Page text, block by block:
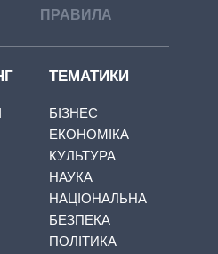
ПРАВИЛА
ТЕМАТИКИ
БІЗНЕС
ЕКОНОМІКА
КУЛЬТУРА
НАУКА
НАЦІОНАЛЬНА
БЕЗПЕКА
ПОЛІТИКА